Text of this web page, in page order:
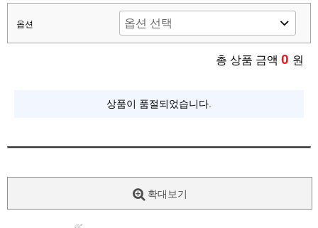
옵션
총 상품 금액 0 원
상품이 품절되었습니다.
확대보기